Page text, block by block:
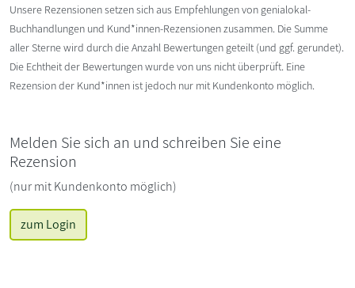
Unsere Rezensionen setzen sich aus Empfehlungen von genialokal-
Buchhandlungen und Kund*innen-Rezensionen zusammen. Die Summe
aller Sterne wird durch die Anzahl Bewertungen geteilt (und ggf. gerundet).
Die Echtheit der Bewertungen wurde von uns nicht überprüft. Eine
Rezension der Kund*innen ist jedoch nur mit Kundenkonto möglich.
Melden Sie sich an und schreiben Sie eine
Rezension
(nur mit Kundenkonto möglich)
zum Login